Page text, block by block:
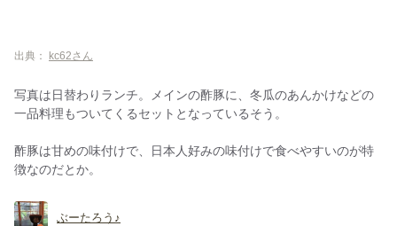
出典： kc62さん
写真は日替わりランチ。メインの酢豚に、冬瓜のあんかけなどの
一品料理もついてくるセットとなっているそう。
酢豚は甘めの味付けで、日本人好みの味付けで食べやすいのが特
徴なのだとか。
ぶーたろう♪